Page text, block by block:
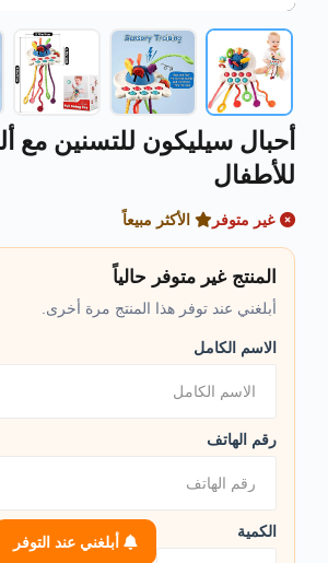
أحبال سيليكون للتسنين مع
للأطفال
غير متوفر الأكثر مبيعاً
المنتج غير متوفر حالياً
أبلغني عند توفر هذا المنتج مرة أخرى.
الاسم الكامل
رقم الهاتف
الكمية
أبلغني عند التوفر